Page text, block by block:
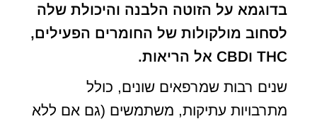
בדוגמא על הזוטה הלבנה והיכולת שלה
לסחוב מולקולות של החומרים הפעילים,
THC וCBD אל הריאות.
שנים רבות שמרפאים שונים, כולל
מתרבויות עתיקות, משתמשים (גם אם ללא